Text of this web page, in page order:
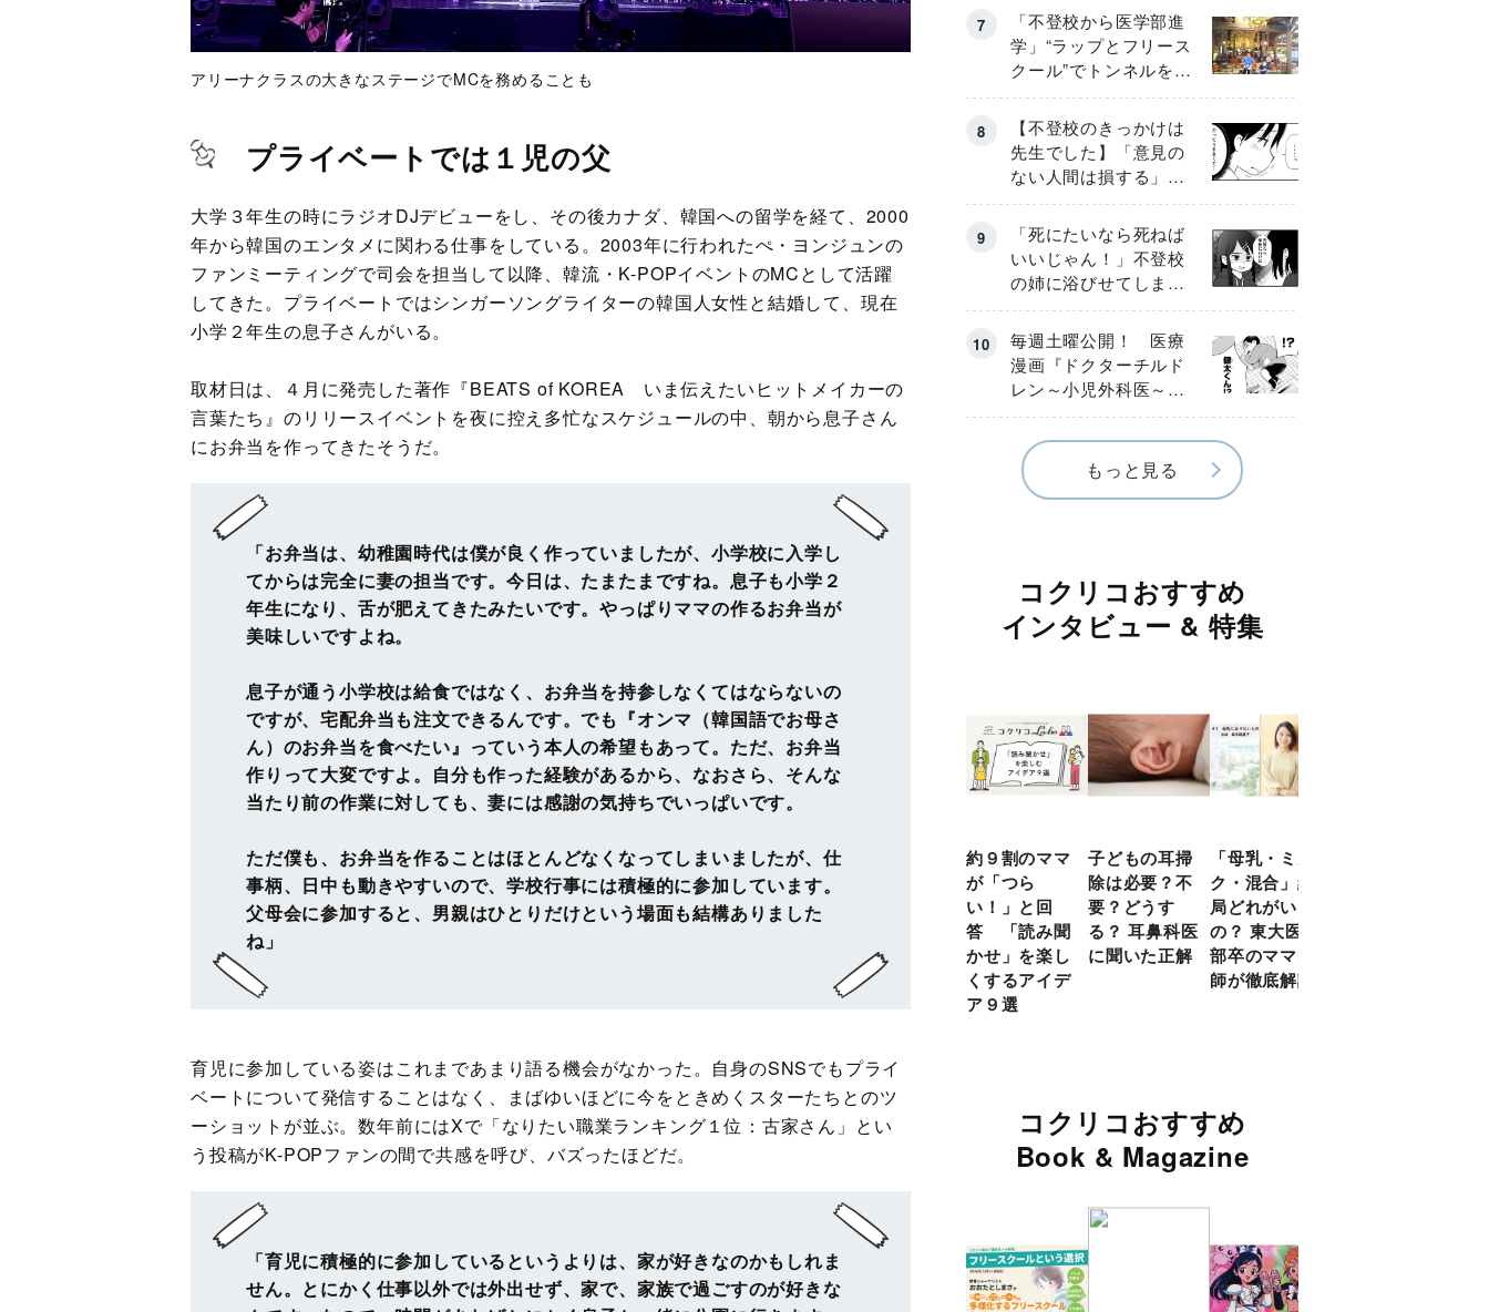
アリーナクラスの大きなステージでMCを務めることも
プライベートでは１児の父
大学３年生の時にラジオDJデビューをし、その後カナダ、韓国への留学を経て、2000
年から韓国のエンタメに関わる仕事をしている。2003年に行われたぺ・ヨンジュンの
ファンミーティングで司会を担当して以降、韓流・K-POPイベントのMCとして活躍
してきた。プライベートではシンガーソングライターの韓国人女性と結婚して、現在
小学２年生の息子さんがいる。
取材日は、４月に発売した著作『BEATS of KOREA いま伝えたいヒットメイカーの
言葉たち』のリリースイベントを夜に控え多忙なスケジュールの中、朝から息子さん
にお弁当を作ってきたそうだ。
「お弁当は、幼稚園時代は僕が良く作っていましたが、小学校に入学し
てからは完全に妻の担当です。今日は、たまたまですね。息子も小学２
年生になり、舌が肥えてきたみたいです。やっぱりママの作るお弁当が
美味しいですよね。
息子が通う小学校は給食ではなく、お弁当を持参しなくてはならないの
ですが、宅配弁当も注文できるんです。でも『オンマ（韓国語でお母さ
ん）のお弁当を食べたい』っていう本人の希望もあって。ただ、お弁当
作りって大変ですよ。自分も作った経験があるから、なおさら、そんな
当たり前の作業に対しても、妻には感謝の気持ちでいっぱいです。
ただ僕も、お弁当を作ることはほとんどなくなってしまいましたが、仕
事柄、日中も動きやすいので、学校行事には積極的に参加しています。
父母会に参加すると、男親はひとりだけという場面も結構ありました
ね」
育児に参加している姿はこれまであまり語る機会がなかった。自身のSNSでもプライ
ベートについて発信することはなく、まばゆいほどに今をときめくスターたちとのツ
ーショットが並ぶ。数年前にはXで「なりたい職業ランキング１位：古家さん」とい
う投稿がK-POPファンの間で共感を呼び、バズったほどだ。
「育児に積極的に参加しているというよりは、家が好きなのかもしれま
せん。とにかく仕事以外では外出せず、家で、家族で過ごすのが好きな
「不登校から医学部進
学」“ラップとフリース
クール”でトンネルを脱
して高校受験へ〔元野
球少年の実話〕
【不登校のきっかけは
先生でした】「意見の
ない人間は損する」担
任の一言が苦しみに…
《第１話》
「死にたいなら死ねば
いいじゃん！」不登校
の姉に浴びせてしまっ
た言葉【番外編・後
編】
毎週土曜公開！ 医療
漫画『ドクターチルド
レン～小児外科医～』
【Episode.４】
もっと見る
コクリコおすすめ
インタビュー & 特集
約９割のママ
が「つら
い！」と回
答 「読み聞
かせ」を楽し
くするアイデ
ア９選
子どもの耳掃
除は必要？不
要？どうす
る？ 耳鼻科医
に聞いた正解
「母乳・ミル
ク・混合」結
局どれがいい
の？ 東大医学
部卒のママ医
師が徹底解説
コクリコおすすめ
Book & Magazine